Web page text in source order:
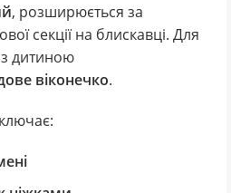
, розширюється за
секції на блискавці. Для
з дитиною
віконечко.